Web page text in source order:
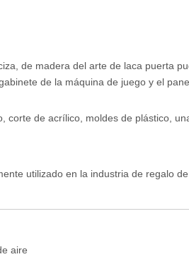
de madera del arte de laca puerta
de la máquina de juego y el
corte de acrílico, moldes de plástico,
utilizado en la industria de regalo de
aire